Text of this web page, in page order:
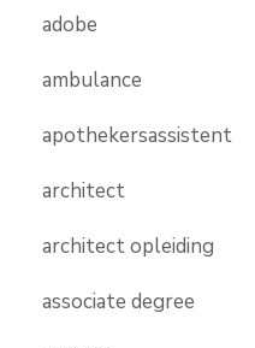
adobe
ambulance
apothekersassistent
architect
architect opleiding
associate degree